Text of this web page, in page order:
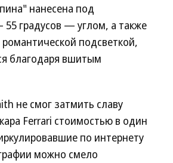
нанесена под
градусов — углом, а также
подсветкой,
благодаря вшитым
не смог затмить славу
Ferrari стоимостью в один
по интернету
можно смело